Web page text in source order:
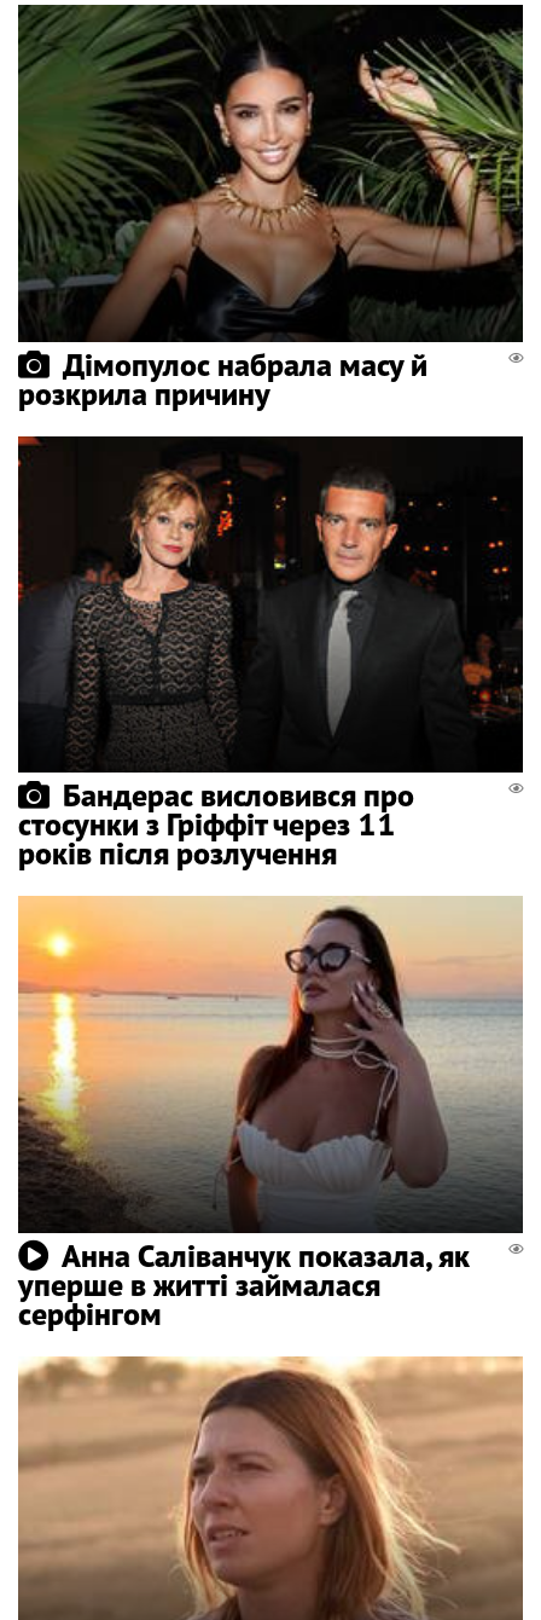
Дімопулос набрала масу й
розкрила причину
Бандерас висловився про
стосунки з Гріффіт через 11
років після розлучення
Анна Саліванчук показала, як
уперше в житті займалася
серфінгом